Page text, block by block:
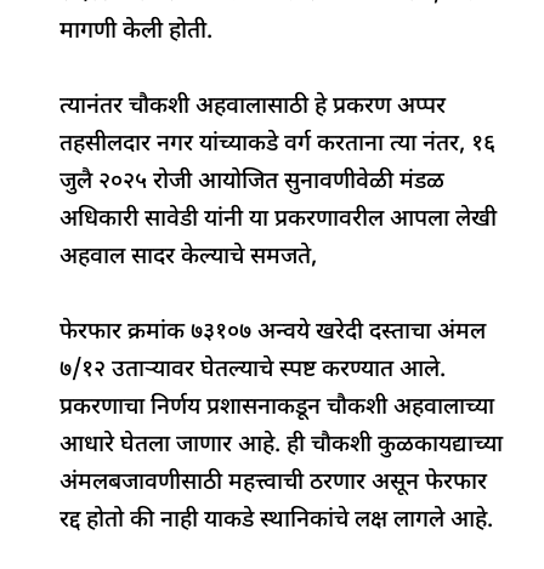
मागणी केली होती.
त्यानंतर चौकशी अहवालासाठी हे प्रकरण अप्पर
तहसीलदार नगर यांच्याकडे वर्ग करताना त्या नंतर, १६
जुलै २०२५ रोजी आयोजित सुनावणीवेळी मंडळ
अधिकारी सावेडी यांनी या प्रकरणावरील आपला लेखी
अहवाल सादर केल्याचे समजते,
फेरफार क्रमांक ७३१०७ अन्वये खरेदी दस्ताचा अंमल
७/१२ उताऱ्यावर घेतल्याचे स्पष्ट करण्यात आले.
प्रकरणाचा निर्णय प्रशासनाकडून चौकशी अहवालाच्या
आधारे घेतला जाणार आहे. ही चौकशी कुळकायद्याच्या
अंमलबजावणीसाठी महत्त्वाची ठरणार असून फेरफार
रद्द होतो की नाही याकडे स्थानिकांचे लक्ष लागले आहे.